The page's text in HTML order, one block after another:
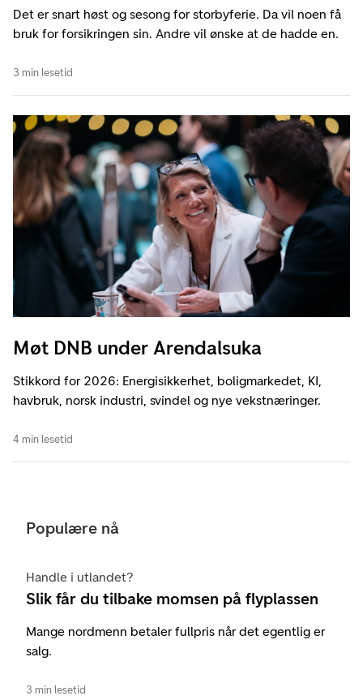
Det er snart høst og sesong for storbyferie. Da vil noen få
bruk for forsikringen sin. Andre vil ønske at de hadde en.
3 min lesetid
Møt DNB under Arendalsuka
Stikkord for 2026: Energisikkerhet, boligmarkedet, KI,
havbruk, norsk industri, svindel og nye vekstnæringer.
4 min lesetid
Populære nå
Handle i utlandet?
Slik får du tilbake momsen på flyplassen
Mange nordmenn betaler fullpris når det egentlig er
salg.
3 min lesetid